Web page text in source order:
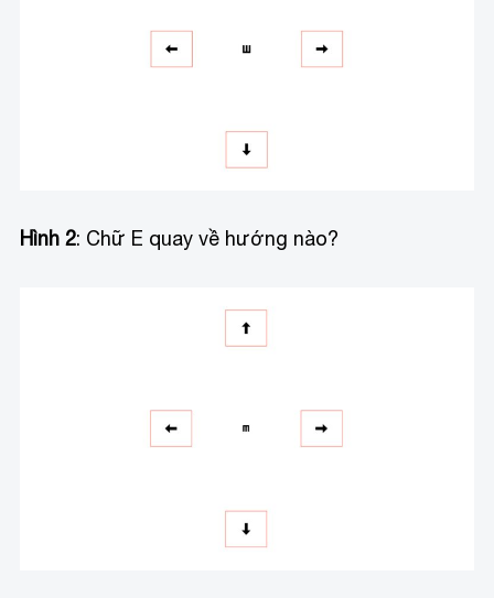
Hình 2: Chữ E quay về hướng nào?